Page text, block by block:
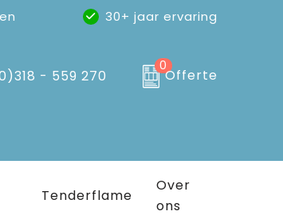
30+ jaar ervaring
- 559 270
0
Offerte
Tenderflame
Over
ons